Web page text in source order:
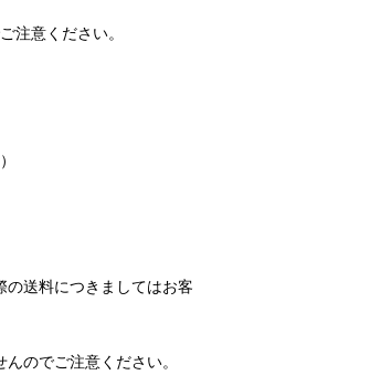
注意ください。
送料につきましてはお客
のでご注意ください。